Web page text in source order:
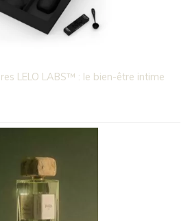
LELO LABS™ : le bien-être intime